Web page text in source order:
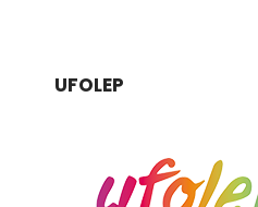
UFOLEP